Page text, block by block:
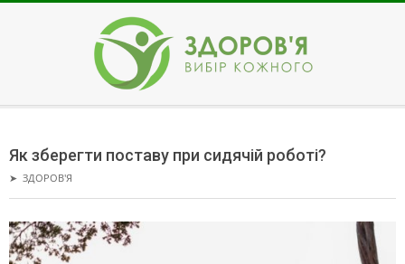
ЗДОРОВ'Я
Menu
Як зберегти поставу при сидячій роботі?
➤ ЗДОРОВ'Я